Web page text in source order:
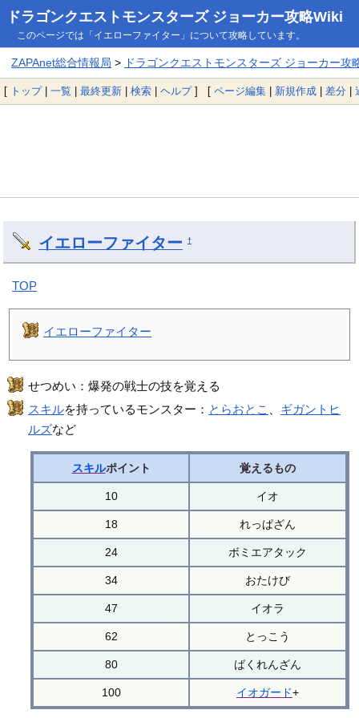
ドラゴンクエストモンスターズ ジョーカー攻略Wiki
このページでは「イエローファイター」について攻略しています。
ZAPAnet総合情報局 > ドラゴンクエストモンスターズ ジョーカー攻
[ トップ| 一覧 | 最終更新 | 検索 | ヘルプ] [ ページ編集 | 新規作成 | 差分 |
イエローファイター †
TOP
イエローファイター
せつめい：爆発の戦士の技を覚える
スキルを持っているモンスター： とらおとこ
ギガントヒ
ルズなど
スキルポイント 覚えるもの
10 イオ
18 れっぱざん
24 ボミエアタック
34 おたけび
47 イオラ
62 とっこう
80 ばくれんざん
100 イオガード+